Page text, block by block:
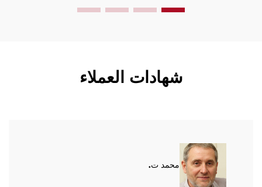
شهادات العملاء
محمد ت.